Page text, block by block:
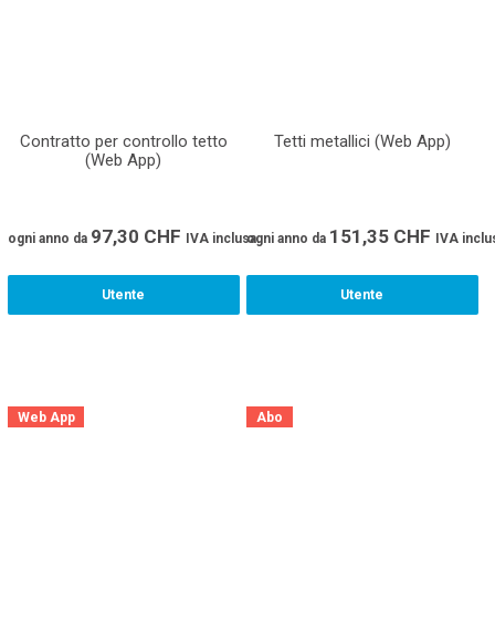
Contratto per controllo tetto
(Web App)
ogni anno da 97,30 CHF IVA inclusa.
Utente
Tetti metallici (Web App)
ogni anno da 151,35 CHF IVA
Utente
Web App Abo